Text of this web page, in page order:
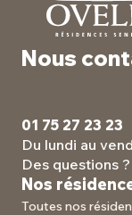
Nous
01 75 27 23 23
Du lundi au
Des questions ?
Nos
Toutes nos